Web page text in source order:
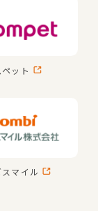
ット
マイル